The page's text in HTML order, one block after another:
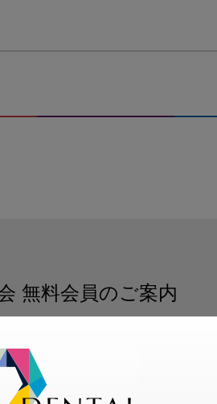
無料会員のご案内
ザインをもっと便利にご利用い